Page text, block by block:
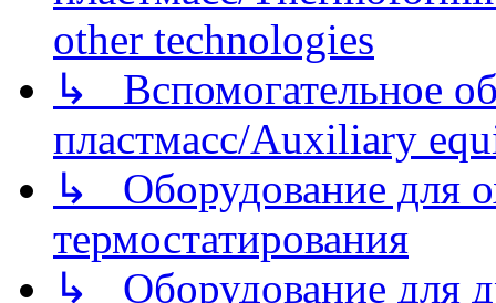
other technologies
↳ Вспомогательное
пластмасс/Auxiliary
↳ Оборудование для
термостатирования
↳ Оборудование для